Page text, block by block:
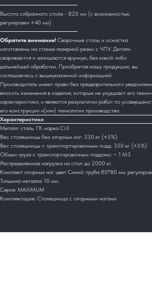
Высота собранного стола - 820 мм (с возможностью
регулировки ±40 мм)
Обратите внимание! Сварочные столы и оснастка
изготовлены на станке лазерной резки с ЧПУ. Детали
свариваются и зачищаются вручную, без какой-либо
дальнейшей обработки. Приобретая нашу продукцию, вы
соглашаетесь с вышеуказанной информацией.
Производитель имеет право без предварительного
вносить изменения в изделие, которые не ухудшают его
характеристики, и являются результатом работ по
его конструкции и(или) технологии производства.
Характеристики
Металл: сталь. ГК марка Ст3
Вес столешницы без опорных ног: 330 кг. (±5%)
Вес столешницы с транспортировочным подд: 350 кг. (±5%)
Объем груза с транспортировочным поддоно: ~ 1 М3
Распределенная нагрузка на стол: до 2000 кг.
Комплект опорных ног цвет Синий: труба 80*80 мм.
Толщина металла: 10 мм.
Серия: MAXIMUM
Комплектация:: Столешница с опорными ногами